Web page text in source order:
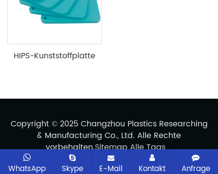
HIPS-Kunststoffplatte
Copyright © 2025 Changzhou Plastics Researching
& Manufacturing Co., Ltd. Alle Rechte
vorbehalten.SitemapAlle Tags
WhatsApp Skype E-Mail Kontakt Anfrage